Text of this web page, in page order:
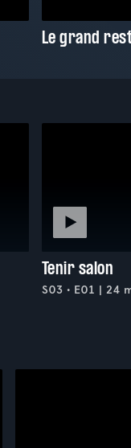
Le grand
Tenir salon
S03 • E01 | 24